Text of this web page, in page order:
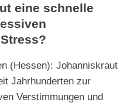
eine schnelle
(Hessen): Johanniskraut
Jahrhunderten zur
Verstimmungen und